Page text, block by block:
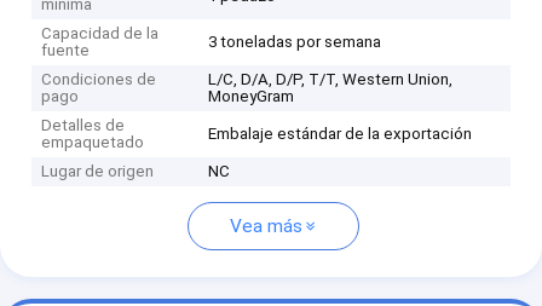
mínima
Capacidad de la
fuente
3 toneladas por semana
Condiciones de
pago
L/C, D/A, D/P, T/T, Western Union,
MoneyGram
Detalles de
empaquetado
Embalaje estándar de la exportación
Lugar de origen NC
Vea más